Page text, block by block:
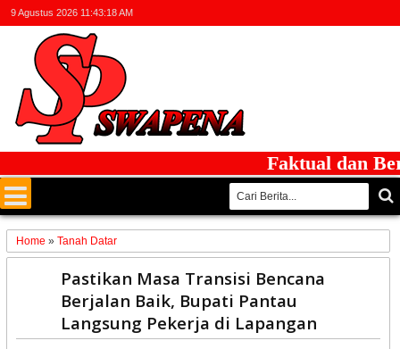
9 Agustus 2026 11:43:19 AM
Faktual dan
Home » Tanah Datar
Pastikan Masa Transisi Bencana
Berjalan Baik, Bupati Pantau
Langsung Pekerja di Lapangan